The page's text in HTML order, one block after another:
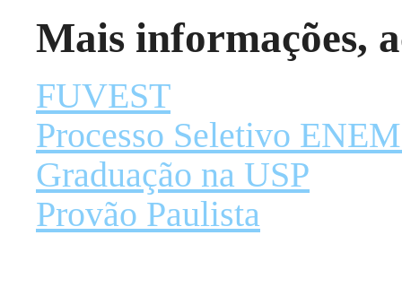
Mais informações,
FUVEST
Processo Seletivo
Graduação na USP
Provão Paulista